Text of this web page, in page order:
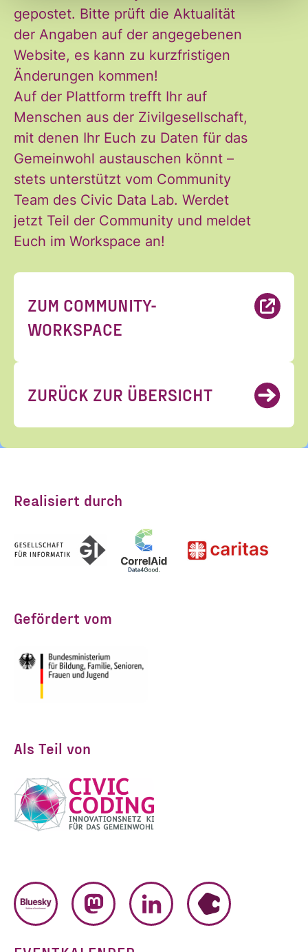
gepostet. Bitte prüft die Aktualität
der Angaben auf der angegebenen
Website, es kann zu kurzfristigen
Änderungen kommen!
Auf der Plattform trefft Ihr auf
Menschen aus der Zivilgesellschaft,
mit denen Ihr Euch zu Daten für das
Gemeinwohl austauschen könnt –
stets unterstützt vom Community
Team des Civic Data Lab. Werdet
jetzt Teil der Community und meldet
Euch im Workspace an!
ZUM COMMUNITY-
WORKSPACE
ZURÜCK ZUR ÜBERSICHT
Realisiert durch
Gefördert vom
Als Teil von
BLUESKYMASTODONLINKEDINHUMHUB
Einwilligung
*
Ja, ich möchte den Newsletter
des Civic Data Lab per E-Mail
erhalten. Diese Einwilligung
kann ich jederzeit widerrufen.
Ich habe die Hinweise zum
Widerruf und der Verarbeitung
der Daten in den
Datenschutzvereinbarungen
gelesen und stimme diesen zu.
*